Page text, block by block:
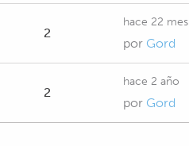
2
hace 22 mes
por Gord
2
hace 2 año
por Gord